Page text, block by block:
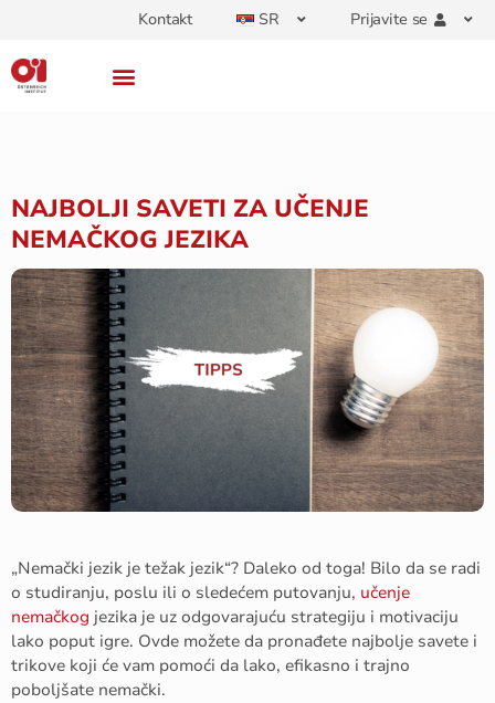
Kontakt SR Prijavite se
NAJBOLJI SAVETI ZA UČENJE
NEMAČKOG JEZIKA
„Nemački jezik je težak jezik“? Daleko od toga! Bilo da se radi
o studiranju, poslu ili o sledećem putovanju, učenje
nemačkog jezika je uz odgovarajuću strategiju i motivaciju
lako poput igre. Ovde možete da pronađete najbolje savete i
trikove koji će vam pomoći da lako, efikasno i trajno
poboljšate nemački.